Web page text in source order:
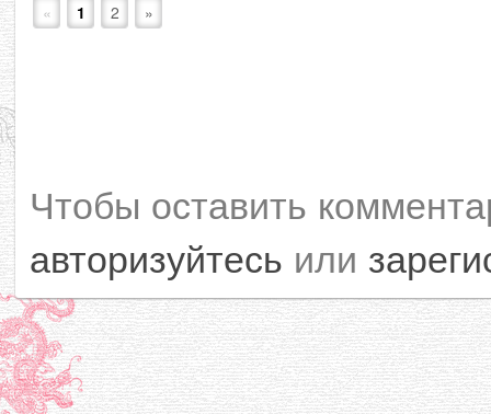
« 1 2 »
Чтобы оставить
авторизуйтесь или